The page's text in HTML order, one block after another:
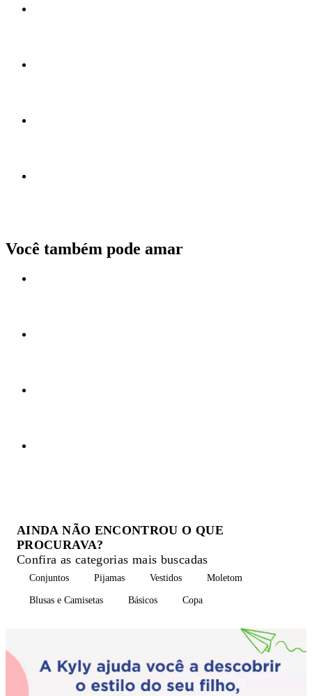
Você também pode amar
AINDA NÃO ENCONTROU O QUE
PROCURAVA?
Confira as categorias mais buscadas
Conjuntos Pijamas Vestidos Moletom
Blusas e Camisetas Básicos Copa